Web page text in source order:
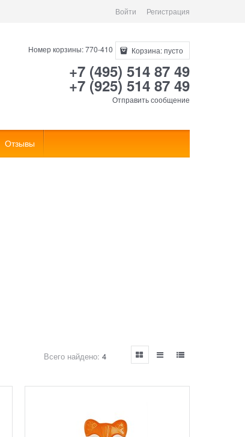
Войти Регистрация
Номер корзины: 770-410 Корзина:пусто
+7 (495) 514 87 49
+7 (925) 514 87 49
Отправить сообщение
Отзывы
Всего найдено: 4